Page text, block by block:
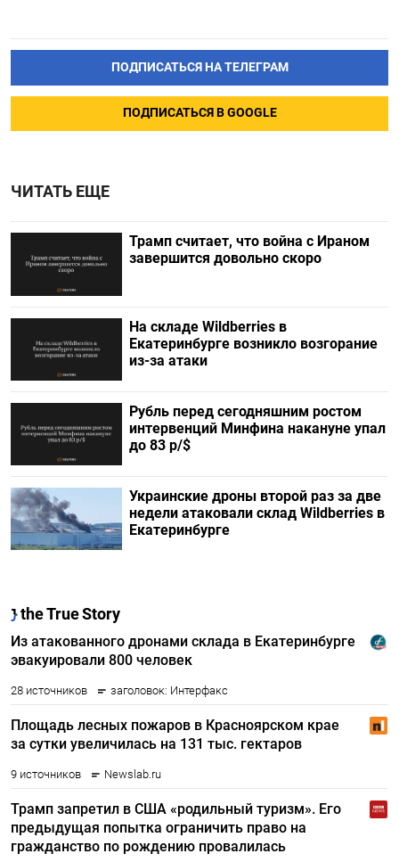
ПОДПИСАТЬСЯ НА ТЕЛЕГРАМ
ПОДПИСАТЬСЯ В GOOGLE
ЧИТАТЬ ЕЩЕ
Трамп считает, что война с Ираном
завершится довольно скоро
На складе Wildberries в
Екатеринбурге возникло возгорание
из-за атаки
Рубль перед сегодняшним ростом
интервенций Минфина накануне упал
до 83 р/$
Украинские дроны второй раз за две
недели атаковали склад Wildberries в
Екатеринбурге